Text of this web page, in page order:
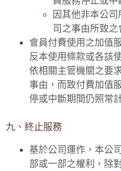
因其他非本公
司之事由所致之
會員付費使用之加值
反本使用條款或各該
依相關主管機關之要
事由，而致付費加值
停或中斷期間仍照常
九、終止服務
基於公司運作，本公
部或一部之權利，除